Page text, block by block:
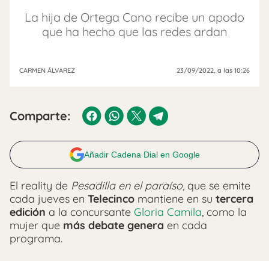
La hija de Ortega Cano recibe un apodo
que ha hecho que las redes ardan
CARMEN ÁLVAREZ 23/09/2022, a las 10:26
Comparte:
Añadir Cadena Dial en Google
El reality de Pesadilla en el paraíso, que se emite
cada jueves en Telecinco mantiene en su tercera
edición a la concursante Gloria Camila, como la
mujer que más debate genera en cada
programa.